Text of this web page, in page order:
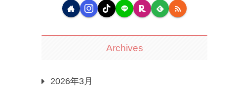
Archives
2026年3月